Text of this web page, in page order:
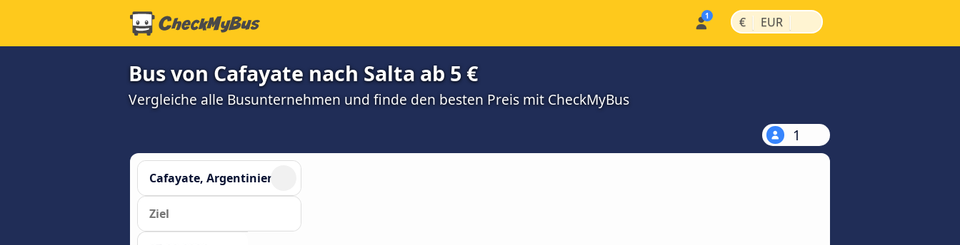
€ | EUR |
Bus von Cafayate nach Salta ab 5 €
Vergleiche alle Busunternehmen und finde den besten Preis mit CheckMyBus
1